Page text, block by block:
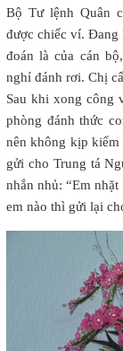
Bộ Tư lệnh Quân
được chiếc ví. Đang
đoán là của cán
nghỉ đánh rơi. Chị
Sau khi xong công
phòng đánh thức
nên không kịp
gửi cho Trung tá
nhắn nhủ: “Em
em nào thì gửi lại